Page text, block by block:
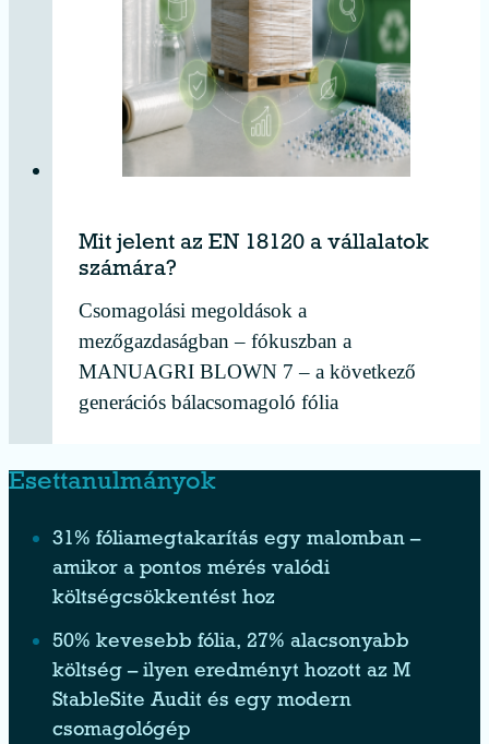
Mit jelent az EN 18120 a vállalatok
számára?
Csomagolási megoldások a
mezőgazdaságban – fókuszban a
MANUAGRI BLOWN 7 – a következő
generációs bálacsomagoló fólia
Esettanulmányok
31% fóliamegtakarítás egy malomban –
amikor a pontos mérés valódi
költségcsökkentést hoz
50% kevesebb fólia, 27% alacsonyabb
költség – ilyen eredményt hozott az M
StableSite Audit és egy modern
csomagológép